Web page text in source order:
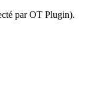
par OT Plugin).